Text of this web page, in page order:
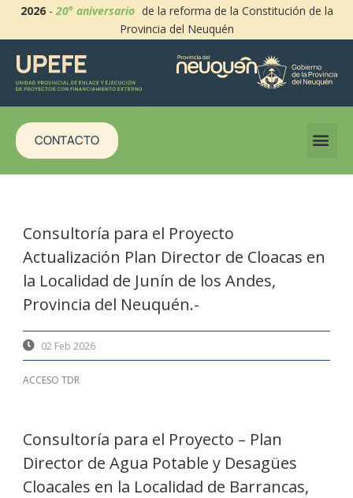
2026-20° aniversario de la reforma de la Constitución de la
Provincia del Neuquén
CONTACTO
Consultoría para el Proyecto
Actualización Plan Director de Cloacas en
la Localidad de Junín de los Andes,
Provincia del Neuquén.-
02 Feb 2026
ACCESO TDR
Consultoría para el Proyecto – Plan
Director de Agua Potable y Desagües
Cloacales en la Localidad de Barrancas,